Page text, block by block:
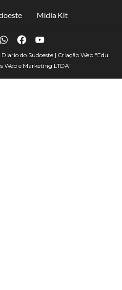
Mídia Kit
Diario do Sudoeste | Criação Web “Edu
Web e Marketing LTDA”